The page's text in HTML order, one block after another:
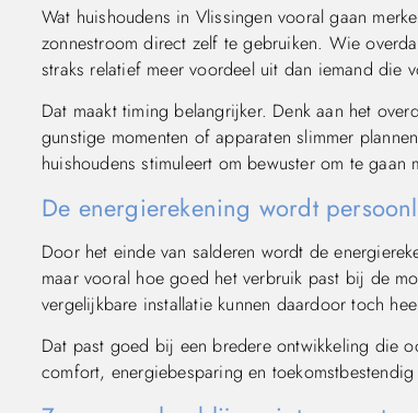
Wat huishoudens in Vlissingen vooral gaan
zonnestroom direct zelf te gebruiken. Wie
straks relatief meer voordeel uit dan iemand die
Dat maakt timing belangrijker. Denk aan het
gunstige momenten of apparaten slimmer
huishoudens stimuleert om bewuster om te
De energierekening wordt
Door het einde van salderen wordt de
maar vooral hoe goed het verbruik past bij de
vergelijkbare installatie kunnen daardoor toch
Dat past goed bij een bredere ontwikkeling die
comfort, energiebesparing en toekomstbestendig